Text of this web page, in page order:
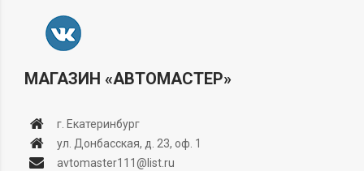
МАГАЗИН «АВТОМАСТЕР»
г. Екатеринбург
ул. Донбасская, д. 23, оф. 1
avtomaster111@list.ru